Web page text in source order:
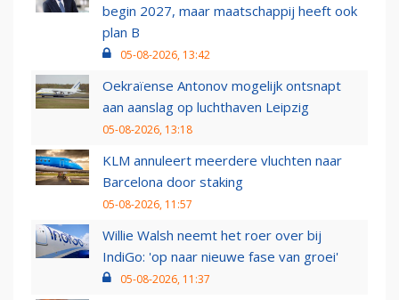
begin 2027, maar maatschappij heeft ook
plan B
05-08-2026, 13:42
Oekraïense Antonov mogelijk ontsnapt
aan aanslag op luchthaven Leipzig
05-08-2026, 13:18
KLM annuleert meerdere vluchten naar
Barcelona door staking
05-08-2026, 11:57
Willie Walsh neemt het roer over bij
IndiGo: 'op naar nieuwe fase van groei'
05-08-2026, 11:37